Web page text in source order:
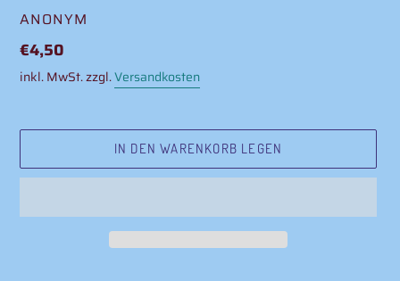
VERKÄUFER
ANONYM
Normaler
Preis
€4,50
inkl. MwSt. zzgl.Versandkosten
IN DEN WARENKORB LEGEN